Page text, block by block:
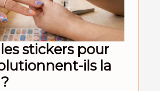
stickers pour
ils la